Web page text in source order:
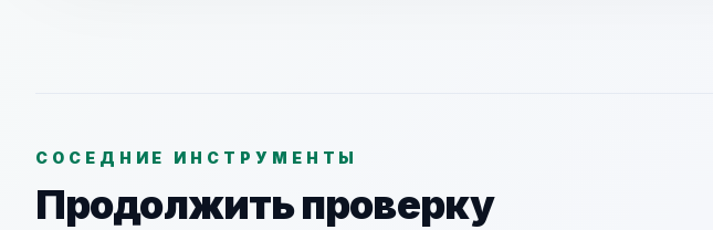
СОСЕДНИЕ ИНСТРУМЕНТЫ
Продолжить проверку